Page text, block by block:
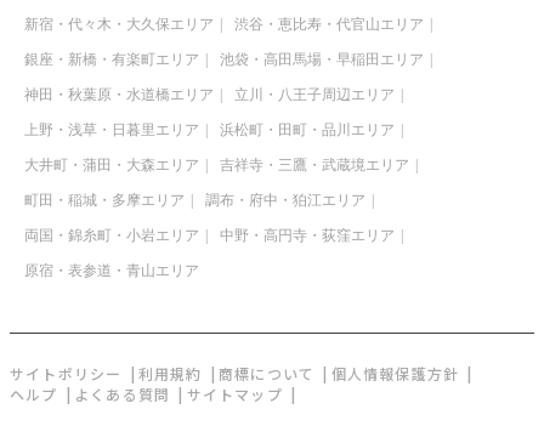
新宿・代々木・大久保エリア 渋谷・恵比寿・代官山エリア
銀座・新橋・有楽町エリア 池袋・高田馬場・早稲田エリア
神田・秋葉原・水道橋エリア 立川・八王子周辺エリア
上野・浅草・日暮里エリア 浜松町・田町・品川エリア
大井町・蒲田・大森エリア 吉祥寺・三鷹・武蔵境エリア
町田・稲城・多摩エリア 調布・府中・狛江エリア
両国・錦糸町・小岩エリア 中野・高円寺・荻窪エリア
原宿・表参道・青山エリア
サイトポリシー 利用規約 商標について
個人情報保護方針
ヘルプ
よくある質問 サイトマップ